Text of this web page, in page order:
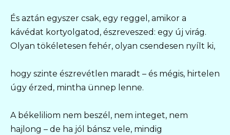
És aztán egyszer csak, egy reggel, amikor a
kávédat kortyolgatod, észreveszed: egy új virág.
Olyan tökéletesen fehér, olyan csendesen nyílt ki,
hogy szinte észrevétlen maradt – és mégis, hirtelen
úgy érzed, mintha ünnep lenne.
A békeliliom nem beszél, nem integet, nem
hajlong – de ha jól bánsz vele, mindig